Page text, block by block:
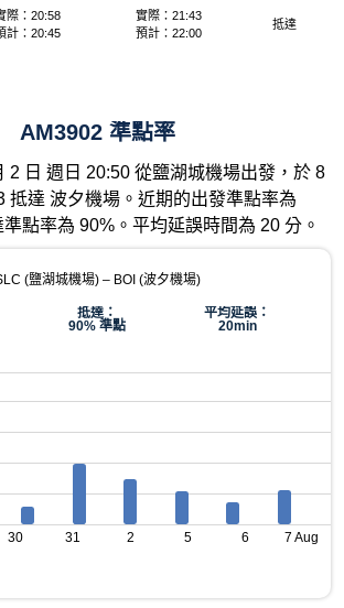
際：20:58
計：20:45
實際：21:43
預計：22:00
抵達
AM3902 準點率
2 日 週日 20:50 從鹽湖城機場出發，於 8
抵達 波夕機場。近期的出發準點率為
點率為 90%。平均延誤時間為 20 分。
(鹽湖城機場) – BOI (波夕機場)
抵達：
90% 準點
平均延誤：
20min
30 31 2 5 6 7 Aug